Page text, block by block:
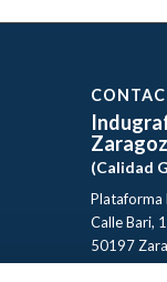
(Calidad
Plataforma
Calle Bari,
50197